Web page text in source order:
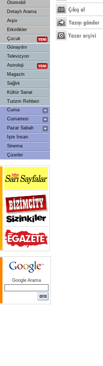
Otomobil
Detaylı Arama
Arşiv
Etkinlikler
Çocuk
Günaydın
Televizyon
Astroloji
Magazin
Sağlık
Kültür Sanat
Turizm Rehberi
Cuma
Cumartesi
Pazar Sabah
İşte İnsan
Sinema
Çizerler
Google Arama